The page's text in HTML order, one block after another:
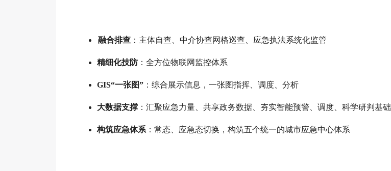
融合排查 ：主体自查、中介协查网格巡查、应急执法系统化监管
精细化技防：全方位物联网监控体系
GIS“一张图” ：综合展示信息，一张图指挥、调度、分析
大数据支撑 ：汇聚应急力量、共享政务数据、夯实智能预警、调度、科学研判基础
构筑应急体系 ：常态、应急态切换，构筑五个统一的城市应急中心体系